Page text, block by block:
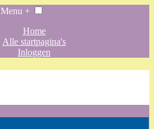
Menu +
Home
Alle startpagina's
Inloggen